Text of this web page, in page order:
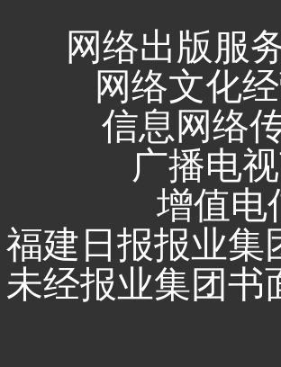
网络出版服
网络文化
信息网络
广播电
增值电
福建日报报业集
未经报业集团书